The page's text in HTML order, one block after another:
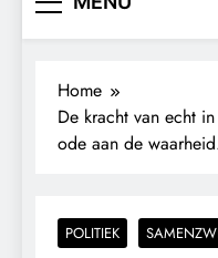
Home
De kracht van echt
ode aan de
POLITIEK